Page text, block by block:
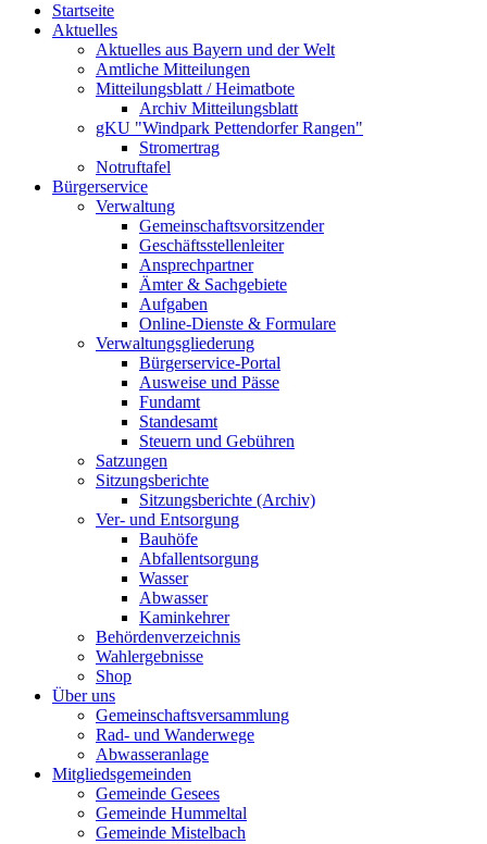
Startseite
Aktuelles
Aktuelles aus Bayern und der Welt
Amtliche Mitteilungen
Mitteilungsblatt / Heimatbote
Archiv Mitteilungsblatt
gKU "Windpark Pettendorfer Rangen"
Stromertrag
Notruftafel
Bürgerservice
Verwaltung
Gemeinschaftsvorsitzender
Geschäftsstellenleiter
Ansprechpartner
Ämter & Sachgebiete
Aufgaben
Online-Dienste & Formulare
Verwaltungsgliederung
Bürgerservice-Portal
Ausweise und Pässe
Fundamt
Standesamt
Steuern und Gebühren
Satzungen
Sitzungsberichte
Sitzungsberichte (Archiv)
Ver- und Entsorgung
Bauhöfe
Abfallentsorgung
Wasser
Abwasser
Kaminkehrer
Behördenverzeichnis
Wahlergebnisse
Shop
Über uns
Gemeinschaftsversammlung
Rad- und Wanderwege
Abwasseranlage
Mitgliedsgemeinden
Gemeinde Gesees
Gemeinde Hummeltal
Gemeinde Mistelbach